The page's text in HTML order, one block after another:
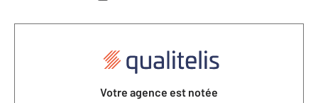
Votre agence est notée